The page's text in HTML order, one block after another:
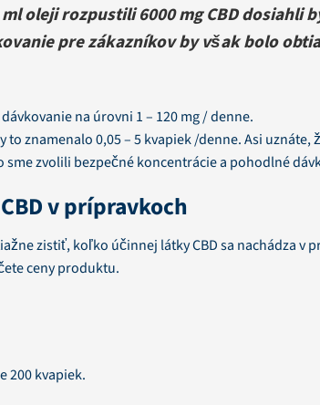
oleji rozpustili 6000 mg CBD dosiahli
pre zákazníkov by však bolo
na úrovni 1 – 120 mg / denne.
to znamenalo 0,05 – 5 kvapiek /denne. Asi
zvolili bezpečné koncentrácie a pohodlné
v prípravkoch
zistiť, koľko účinnej látky CBD sa nachádza v
ceny produktu.
200 kvapiek.